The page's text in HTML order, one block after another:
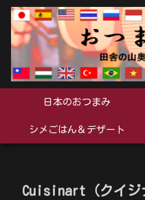
日本のおつまみ
シメごはん＆デザート
Cuisinart（クイジ